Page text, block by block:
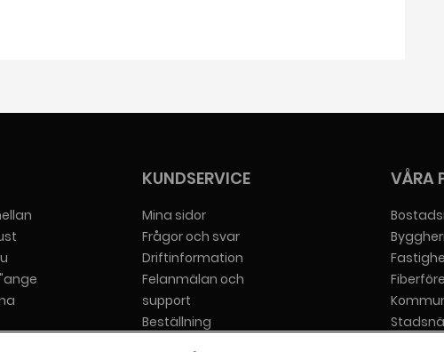
KUNDSERVICE
Mina sidor
Frågor och svar
Driftinformation
Felanmälan och
support
Beställning
VÅRA